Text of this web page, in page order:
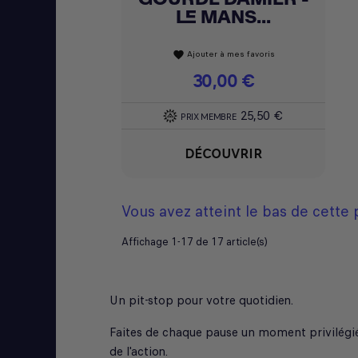
LE MANS...
favorite Ajouter à mes favoris
Prix
30,00 €
PRIX MEMBRE 25,50 €
DÉCOUVRIR
Vous avez atteint le bas de cette
Affichage 1-17 de 17 article(s)
Un pit-stop pour votre quotidien.
Faites de chaque pause un moment
de l'action.